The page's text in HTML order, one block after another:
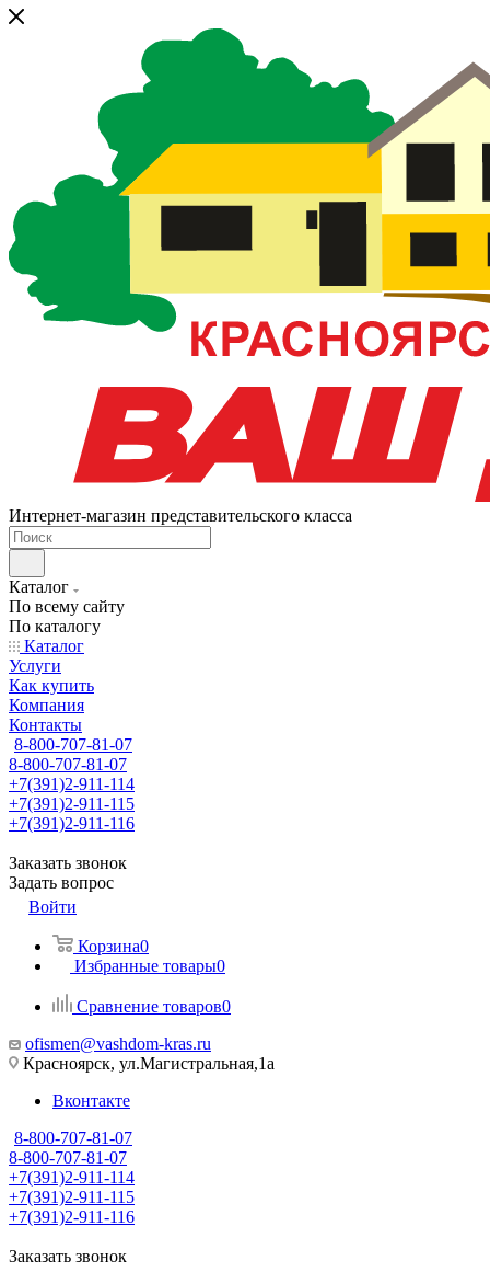
Интернет-магазин представительского класса
Каталог
По всему сайту
По каталогу
Каталог
Услуги
Как купить
Компания
Контакты
8-800-707-81-07
8-800-707-81-07
+7(391)2-911-114
+7(391)2-911-115
+7(391)2-911-116
Заказать звонок
Задать вопрос
Войти
Корзина0
Избранные товары0
Сравнение товаров0
ofismen@vashdom-kras.ru
Красноярск, ул.Магистральная,1а
Вконтакте
8-800-707-81-07
8-800-707-81-07
+7(391)2-911-114
+7(391)2-911-115
+7(391)2-911-116
Заказать звонок